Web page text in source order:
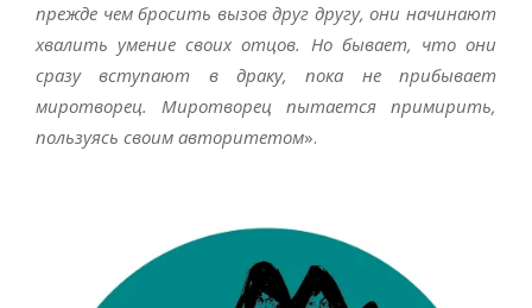
прежде чем бросить вызов друг другу, они начинают
хвалить умение своих отцов. Но бывает, что они
сразу вступают в драку, пока не прибывает
миротворец. Миротворец пытается примирить,
пользуясь своим авторитетом».